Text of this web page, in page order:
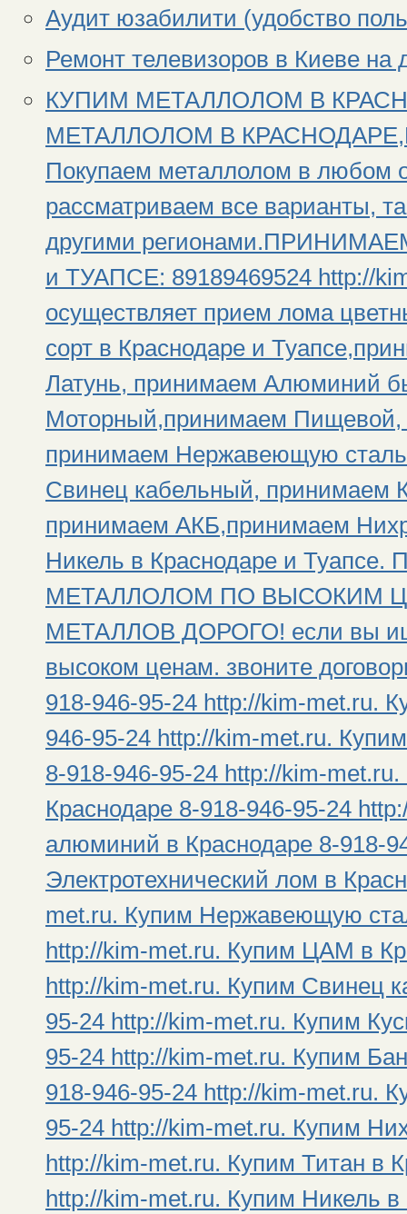
Аудит юзабилити (удобство
Ремонт телевизоров в Киеве на
КУПИМ МЕТАЛЛОЛОМ В
МЕТАЛЛОЛОМ В
Покупаем металлолом в любом
рассматриваем все варианты,
другими
и ТУАПСЕ: 89189469524 http://
осуществляет прием лома
сорт в Краснодаре и
Латунь, принимаем Алюминий
Моторный,принимаем Пищевой,
принимаем Нержавеющую
Свинец кабельный, принимаем
принимаем АКБ,принимаем
Никель в Краснодаре и
МЕТАЛЛОЛОМ ПО ВЫСОКИМ
МЕТАЛЛОВ ДОРОГО! если вы
высоком ценам. звоните
918-946-95-24 http://kim-met.ru.
946-95-24 http://kim-met.ru.
8-918-946-95-24 http://kim-
Краснодаре 8-918-946-95-24
алюминий в Краснодаре 8-918-
Электротехнический лом в
met.ru. Купим Нержавеющую
http://kim-met.ru. Купим ЦАМ в
http://kim-met.ru. Купим Свинец
95-24 http://kim-met.ru. Купим
95-24 http://kim-met.ru. Купим
918-946-95-24 http://kim-met.ru.
95-24 http://kim-met.ru. Купим
http://kim-met.ru. Купим Титан в
http://kim-met.ru. Купим Никель